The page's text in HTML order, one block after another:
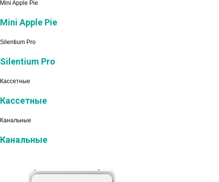
Mini Apple Pie
Mini Apple Pie
Silentium Pro
Silentium Pro
Кассетные
Кассетные
Канальные
Канальные